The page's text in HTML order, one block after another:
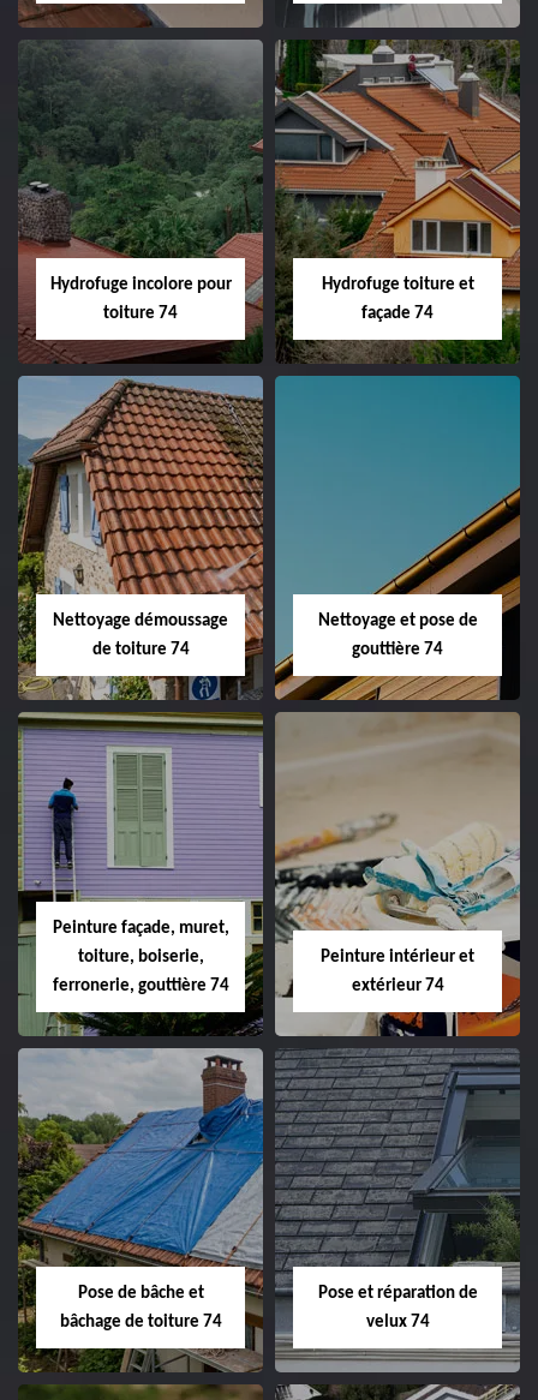
Hydrofuge incolore pour
toiture 74
Hydrofuge toiture et
façade 74
Nettoyage démoussage
de toiture 74
Nettoyage et pose de
gouttière 74
Peinture façade, muret,
toiture, boiserie,
ferronerie, gouttière 74
Peinture intérieur et
extérieur 74
Pose de bâche et
bâchage de toiture 74
Pose et réparation de
velux 74